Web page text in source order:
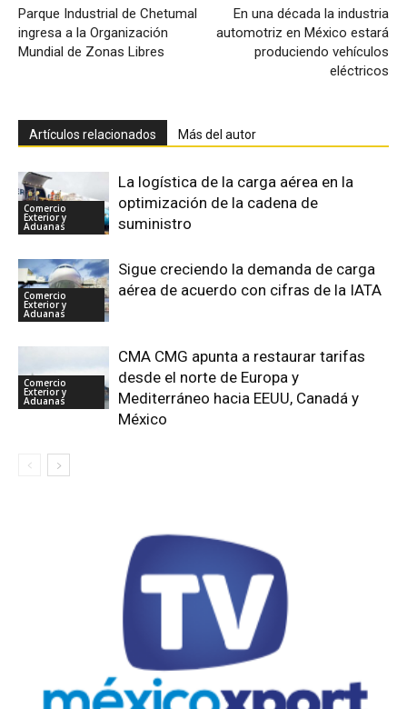
Parque Industrial de Chetumal
ingresa a la Organización
Mundial de Zonas Libres
En una década la industria
automotriz en México estará
produciendo vehículos
eléctricos
Artículos relacionados Más del autor
Comercio
Exterior y
Aduanas
La logística de la carga aérea en la
optimización de la cadena de
suministro
Comercio
Exterior y
Aduanas
Sigue creciendo la demanda de carga
aérea de acuerdo con cifras de la IATA
Comercio
Exterior y
Aduanas
CMA CMG apunta a restaurar tarifas
desde el norte de Europa y
Mediterráneo hacia EEUU, Canadá y
México